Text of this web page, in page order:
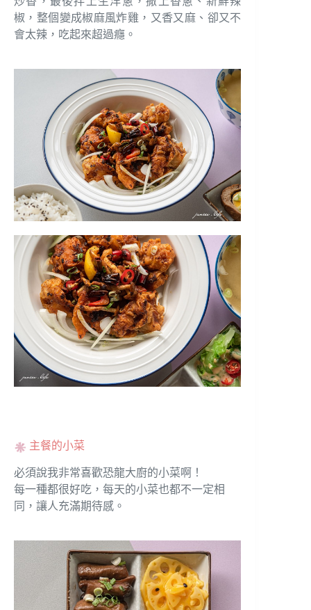
椒，整個變成椒麻風炸雞，又香又麻、卻又不
會太辣，吃起來超過癮。
主餐的小菜
必須說我非常喜歡恐龍大廚的小菜啊！
每一種都很好吃，每天的小菜也都不一定相
同，讓人充滿期待感。